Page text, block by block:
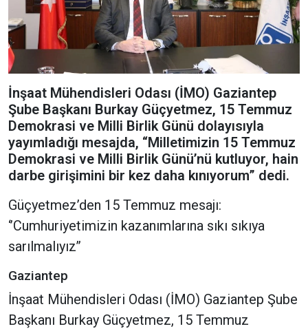
İnşaat Mühendisleri Odası (İMO) Gaziantep
Şube Başkanı Burkay Güçyetmez, 15 Temmuz
Demokrasi ve Milli Birlik Günü dolayısıyla
yayımladığı mesajda, “Milletimizin 15 Temmuz
Demokrasi ve Milli Birlik Günü’nü kutluyor, hain
darbe girişimini bir kez daha kınıyorum” dedi.
Güçyetmez’den 15 Temmuz mesajı:
‘’Cumhuriyetimizin kazanımlarına sıkı sıkıya
sarılmalıyız’’
Gaziantep
İnşaat Mühendisleri Odası (İMO) Gaziantep Şube
Başkanı Burkay Güçyetmez, 15 Temmuz